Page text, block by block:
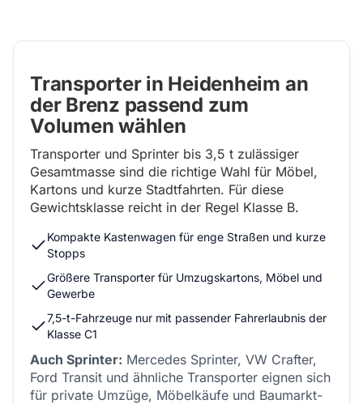
Transporter in Heidenheim an
der Brenz passend zum
Volumen wählen
Transporter und Sprinter bis 3,5 t zulässiger
Gesamtmasse sind die richtige Wahl für Möbel,
Kartons und kurze Stadtfahrten. Für diese
Gewichtsklasse reicht in der Regel Klasse B.
Kompakte Kastenwagen für enge Straßen und kurze
Stopps
Größere Transporter für Umzugskartons, Möbel und
Gewerbe
7,5-t-Fahrzeuge nur mit passender Fahrerlaubnis der
Klasse C1
Auch Sprinter: Mercedes Sprinter, VW Crafter,
Ford Transit und ähnliche Transporter eignen sich
für private Umzüge, Möbelkäufe und Baumarkt-